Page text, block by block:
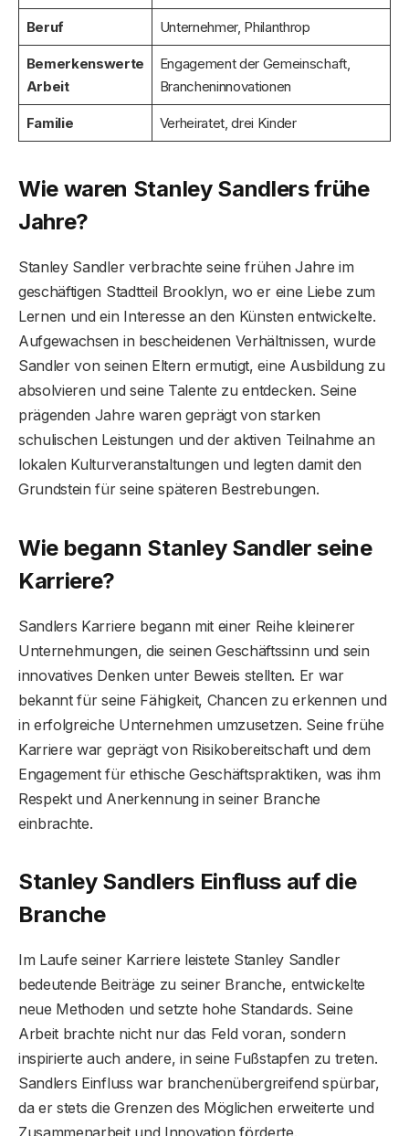
Beruf Unternehmer, Philanthrop
Bemerkenswerte
Arbeit
Engagement der Gemeinschaft,
Brancheninnovationen
Familie Verheiratet, drei Kinder
Wie waren Stanley Sandlers frühe
Jahre?
Stanley Sandler verbrachte seine frühen Jahre im
geschäftigen Stadtteil Brooklyn, wo er eine Liebe zum
Lernen und ein Interesse an den Künsten entwickelte.
Aufgewachsen in bescheidenen Verhältnissen, wurde
Sandler von seinen Eltern ermutigt, eine Ausbildung zu
absolvieren und seine Talente zu entdecken. Seine
prägenden Jahre waren geprägt von starken
schulischen Leistungen und der aktiven Teilnahme an
lokalen Kulturveranstaltungen und legten damit den
Grundstein für seine späteren Bestrebungen.
Wie begann Stanley Sandler seine
Karriere?
Sandlers Karriere begann mit einer Reihe kleinerer
Unternehmungen, die seinen Geschäftssinn und sein
innovatives Denken unter Beweis stellten. Er war
bekannt für seine Fähigkeit, Chancen zu erkennen und
in erfolgreiche Unternehmen umzusetzen. Seine frühe
Karriere war geprägt von Risikobereitschaft und dem
Engagement für ethische Geschäftspraktiken, was ihm
Respekt und Anerkennung in seiner Branche
einbrachte.
Stanley Sandlers Einfluss auf die
Branche
Im Laufe seiner Karriere leistete Stanley Sandler
bedeutende Beiträge zu seiner Branche, entwickelte
neue Methoden und setzte hohe Standards. Seine
Arbeit brachte nicht nur das Feld voran, sondern
inspirierte auch andere, in seine Fußstapfen zu treten.
Sandlers Einfluss war branchenübergreifend spürbar,
da er stets die Grenzen des Möglichen erweiterte und